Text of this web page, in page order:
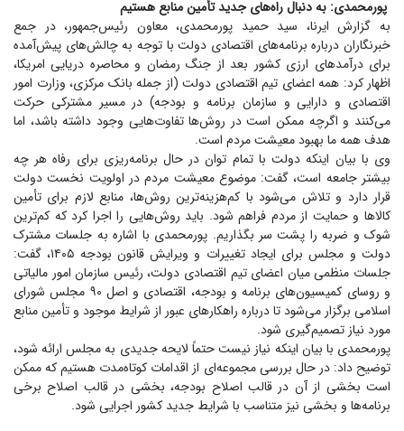
پورمحمدی: به دنبال راه‌های جدید تأمین منابع هستیم
به گزارش ایرنا، سید حمید پورمحمدی، معاون رئیس‌جمهور، در جمع
خبرنگاران درباره برنامه‌های اقتصادی دولت با توجه به چالش‌های پیش‌آمده
برای درآمد‌های ارزی کشور بعد از جنگ رمضان و محاصره دریایی امریکا،
اظهار کرد: همه اعضای تیم اقتصادی دولت (از جمله بانک مرکزی، وزارت امور
اقتصادی و دارایی و سازمان برنامه و بودجه) در مسیر مشترکی حرکت
می‌کنند و اگرچه ممکن است در روش‌ها تفاوت‌هایی وجود داشته باشد، اما
هدف همه ما بهبود معیشت مردم است.
وی با بیان اینکه دولت با تمام توان در حال برنامه‌ریزی برای رفاه هر چه
بیشتر جامعه است، گفت: موضوع معیشت مردم در اولویت نخست دولت
قرار دارد و تلاش می‌شود با کم‌هزینه‌ترین روش‌ها، منابع لازم برای تأمین
کالا‌ها و حمایت از مردم فراهم شود. باید روش‌هایی را اجرا کرد که کم‌ترین
شوک و ضربه را پشت سر بگذاریم. پورمحمدی با اشاره به جلسات مشترک
دولت و مجلس برای ایجاد تغییرات و ویرایش قانون بودجه ۱۴۰۵، گفت:
جلسات منظمی میان اعضای تیم اقتصادی دولت، رئیس سازمان امور مالیاتی
و روسای کمیسیون‌های برنامه و بودجه، اقتصادی و اصل ۹۰ مجلس شورای
اسلامی برگزار می‌شود تا درباره راهکار‌های عبور از شرایط موجود و تأمین منابع
مورد نیاز تصمیم‌گیری شود.
پورمحمدی با بیان اینکه نیاز نیست حتماً لایحه جدیدی به مجلس ارائه شود،
توضیح داد: در حال بررسی مجموعه‌ای از اقدامات کوتاه‌مدت هستیم که ممکن
است بخشی از آن در قالب اصلاح بودجه، بخشی در قالب اصلاح برخی
برنامه‌ها و بخشی نیز متناسب با شرایط جدید کشور اجرایی شود.